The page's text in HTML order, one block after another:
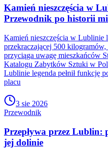
Kamień nieszczęścia w
Przewodnik po historii
Kamień nieszczęścia w Lublinie
przekraczającej 500
przyciąga uwagę mieszkańców
Katalogu Zabytków Sztuki w
Lublinie legenda pełnił funkcję
placu
3 sie 2026
Przewodnik
Przepływa przez Lublin:
jej dolinie